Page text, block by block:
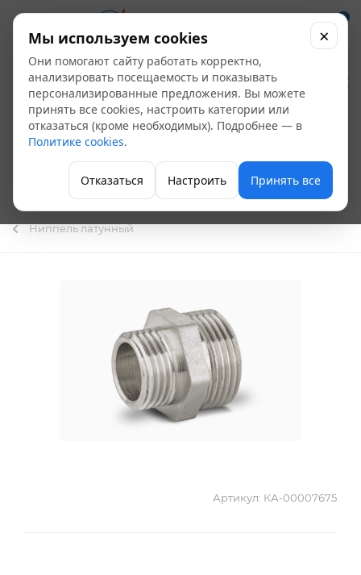
0
Ниппель
никелированный
переходной LD Pride
ду-40*32 1 1/2"х1 1/4"
НР - НР (26 шт/уп)
Ниппель латунный
Артикул: КА-00007675
Мы используем cookies
Они помогают сайту работать корректно,
анализировать посещаемость и показывать
персонализированные предложения. Вы можете
принять все cookies, настроить категории или
отказаться (кроме необходимых). Подробнее — в
Политике cookies.
Отказаться Настроить Принять все
×